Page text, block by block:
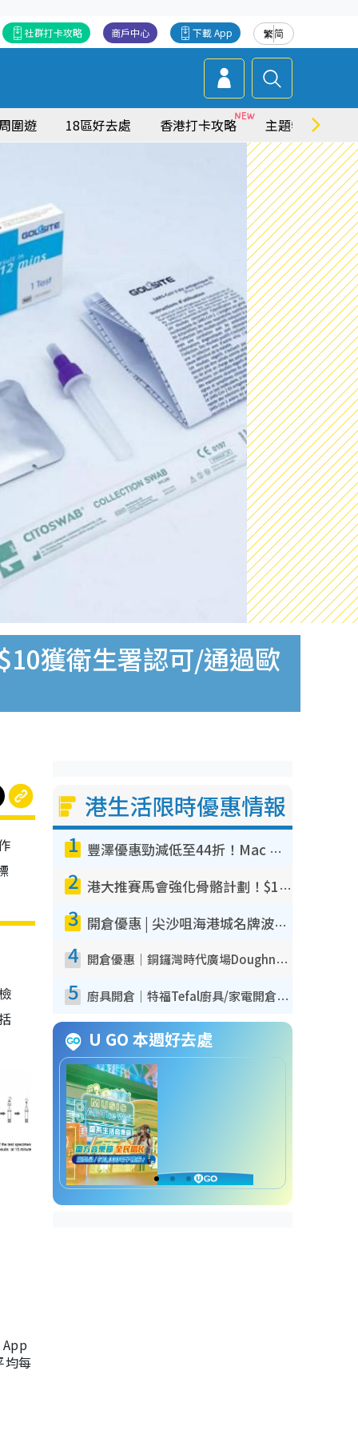
繁简
下載 App
商戶中心
社群打卡攻略
圍遊 18區好去處 香港打卡攻略 主題特集
獲衛生署認可/通過歐
均每
港生活限時優惠情報
1 豐澤優惠勁減低至44折！Mac mini/iPhone17Pro大減價！廚房家電$220起
2 港大推賽馬會強化骨骼計劃！$100骨質密度X光檢查 完成免費運動訓練送超市禮券！附參加資格
3 開倉優惠 | 尖沙咀海港城名牌波鞋開倉低至1折！On鞋$899起／Joy&Peace鞋履$98起
4 開倉優惠｜銅鑼灣時代廣場Doughnut/Campo Marzio開倉低至1折！背囊、書包、手袋劈價$200起
5 廚具開倉｜特福Tefal廚具/家電開倉低至3折！$220起買平底鍋/炒鑊/湯煲！電飯煲/吸塵機/燙斗$418起
U GO 本週好去處